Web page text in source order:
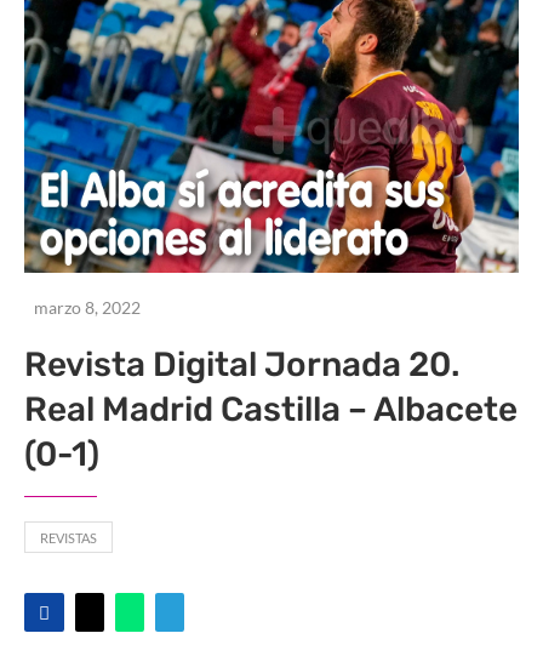
marzo 8, 2022
Revista Digital Jornada 20.
Real Madrid Castilla – Albacete
(0-1)
REVISTAS